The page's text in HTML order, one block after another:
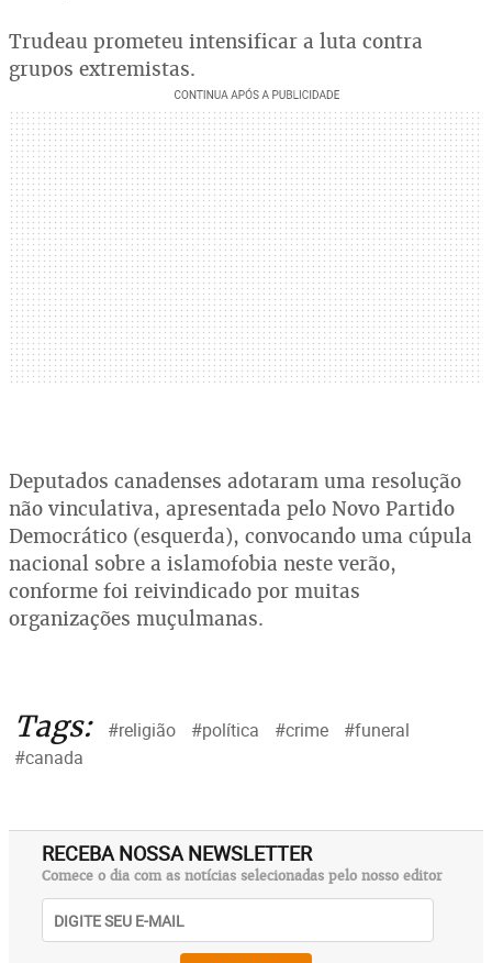
Trudeau prometeu intensificar a luta contra
grupos extremistas.
Deputados canadenses adotaram uma resolução
não vinculativa, apresentada pelo Novo Partido
Democrático (esquerda), convocando uma cúpula
nacional sobre a islamofobia neste verão,
conforme foi reivindicado por muitas
organizações muçulmanas.
Tags: #religião #política #crime
#funeral
#canada
RECEBA NOSSA NEWSLETTER
Comece o dia com as notícias selecionadas pelo nosso editor